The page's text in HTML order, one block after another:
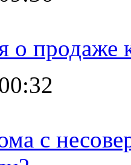
о продаже
с